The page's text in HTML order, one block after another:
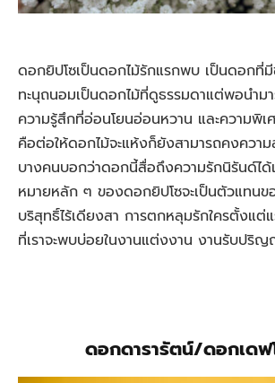
ดอกยิปโซเป็นดอกไม้รักแรกพบ เป็นดอกที่
ทะนุถนอมเป็นดอกไม้ที่ดูธรรมดาแต่พอนำม
ความรู้สึกที่อ่อนโยนอ่อนหวาน และความพิ
คือต่อให้ดอกไม้จะแห้งก็ยังสามารถคงควา
บางคนบอกว่าดอกนี้สื่อถึงความรักนิรันด์ได้
หมายหลัก ๆ ของดอกยิปโซจะเป็นตัวแทนข
บริสุทธิ์ไร้เดียงสา การตกหลุมรักใครตั้งแต่
ที่เราจะพบบ่อยในงานแต่งงาน งานรับปริ
ดอกดารารัตน์/ดอกเด